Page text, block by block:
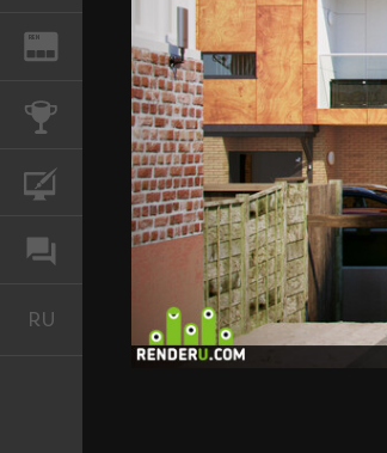
REN ЖУРНАЛ
КОНКУРСЫ
КУРСЫ
ФОРУМ
RU